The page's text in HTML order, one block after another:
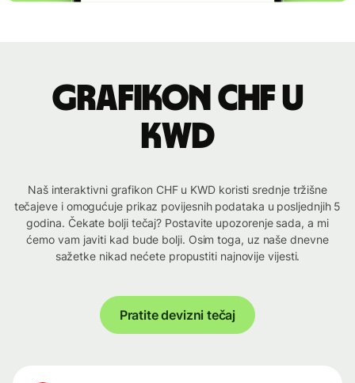
Grafikon CHF u
KWD
Naš interaktivni grafikon CHF u KWD koristi srednje tržišne
tečajeve i omogućuje prikaz povijesnih podataka u posljednjih 5
godina. Čekate bolji tečaj? Postavite upozorenje sada, a mi
ćemo vam javiti kad bude bolji. Osim toga, uz naše dnevne
sažetke nikad nećete propustiti najnovije vijesti.
Pratite devizni tečaj